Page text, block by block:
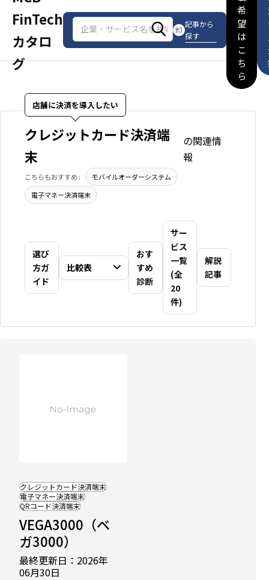
FinTech
カタロ
グ
記事から
探す
希
望
は
こ
ち
ら
店舗に決済を導入したい
クレジットカード決済端
末
の関連情
報
こちらもおすすめ :
モバイルオーダーシステム
電子マネー決済端末
選び
方ガ
イド
比較表
おす
すめ
診断
サー
ビス
一覧
(全
20
件)
解説
記事
クレジットカード決済端末
電子マネー決済端末
QRコード決済端末
VEGA3000（ベ
ガ3000）
最終更新日：2026年
06月30日
事
に
掲
中
クレ
ジッ
トカ